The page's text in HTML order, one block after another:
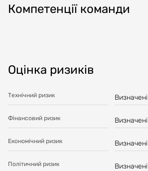
Компетенції команди
Оцінка ризиків
Технічний ризик Визначені
Фінансовий ризик Визначені
Економічний ризик Визначені
Політичний ризик Визначені